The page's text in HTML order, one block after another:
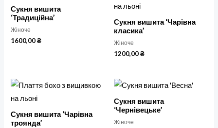
Сукня вишита
‘Традиційна’
Жіноче
1600,00₴
Сукня вишита ‘Чарівна
класика’
Жіноче
1200,00₴
Сукня вишита ‘Чарівна
троянда’
Сукня вишита
‘Чернівецьке’
Жіноче